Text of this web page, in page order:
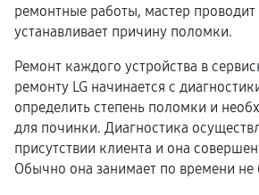
ремонтные работы, мастер проводит
устанавливает причину поломки.
Ремонт каждого устройства в
ремонту LG начинается с
определить степень поломки и
для починки. Диагностика
присутствии клиента и она
Обычно она занимает по времени не